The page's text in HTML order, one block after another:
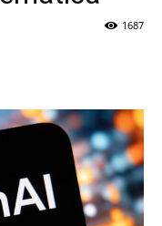
1687